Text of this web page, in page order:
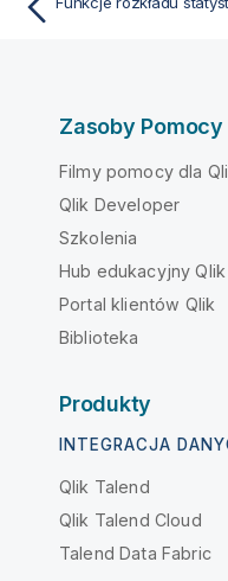
Zasoby Pomocy
Filmy pomocy dla
Qlik Developer
Szkolenia
Hub edukacyjny Qlik
Portal klientów Qlik
Biblioteka
Produkty
INTEGRACJA
Qlik Talend
Qlik Talend Cloud
Talend Data Fabric